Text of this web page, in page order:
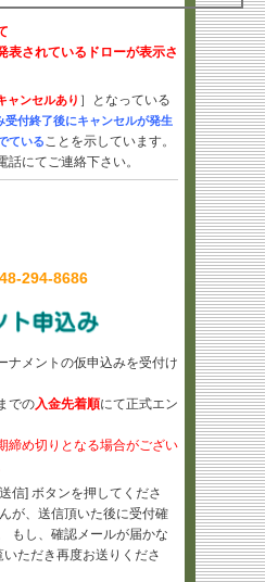
表されているドローが表示さ
ャンセルあり ］となっている
受付終了後にキャンセルが発生
ていることを示しています。
話にてご連絡下さい。
294-8686
ナメントの仮申込みを受付け
での入金先着順にて正式エン
締め切りとなる場合がござい
信] ボタンを押してくださ
が、送信頂いた後に受付確
もし、確認メールが届かな
いただき再度お送りくださ